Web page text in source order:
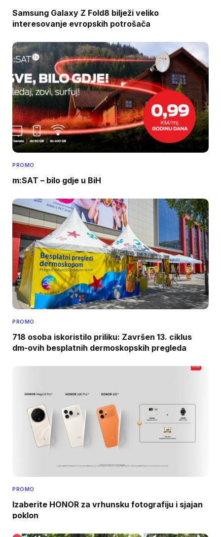
Samsung Galaxy Z Fold8 bilježi veliko
interesovanje evropskih potrošača
PROMO
m:SAT – bilo gdje u BiH
PROMO
718 osoba iskoristilo priliku: Završen 13. ciklus
dm-ovih besplatnih dermoskopskih pregleda
PROMO
Izaberite HONOR za vrhunsku fotografiju i sjajan
poklon